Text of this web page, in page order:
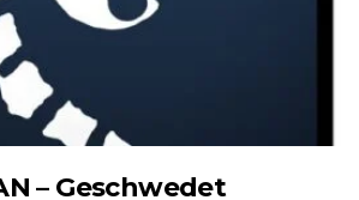
– Geschwedet